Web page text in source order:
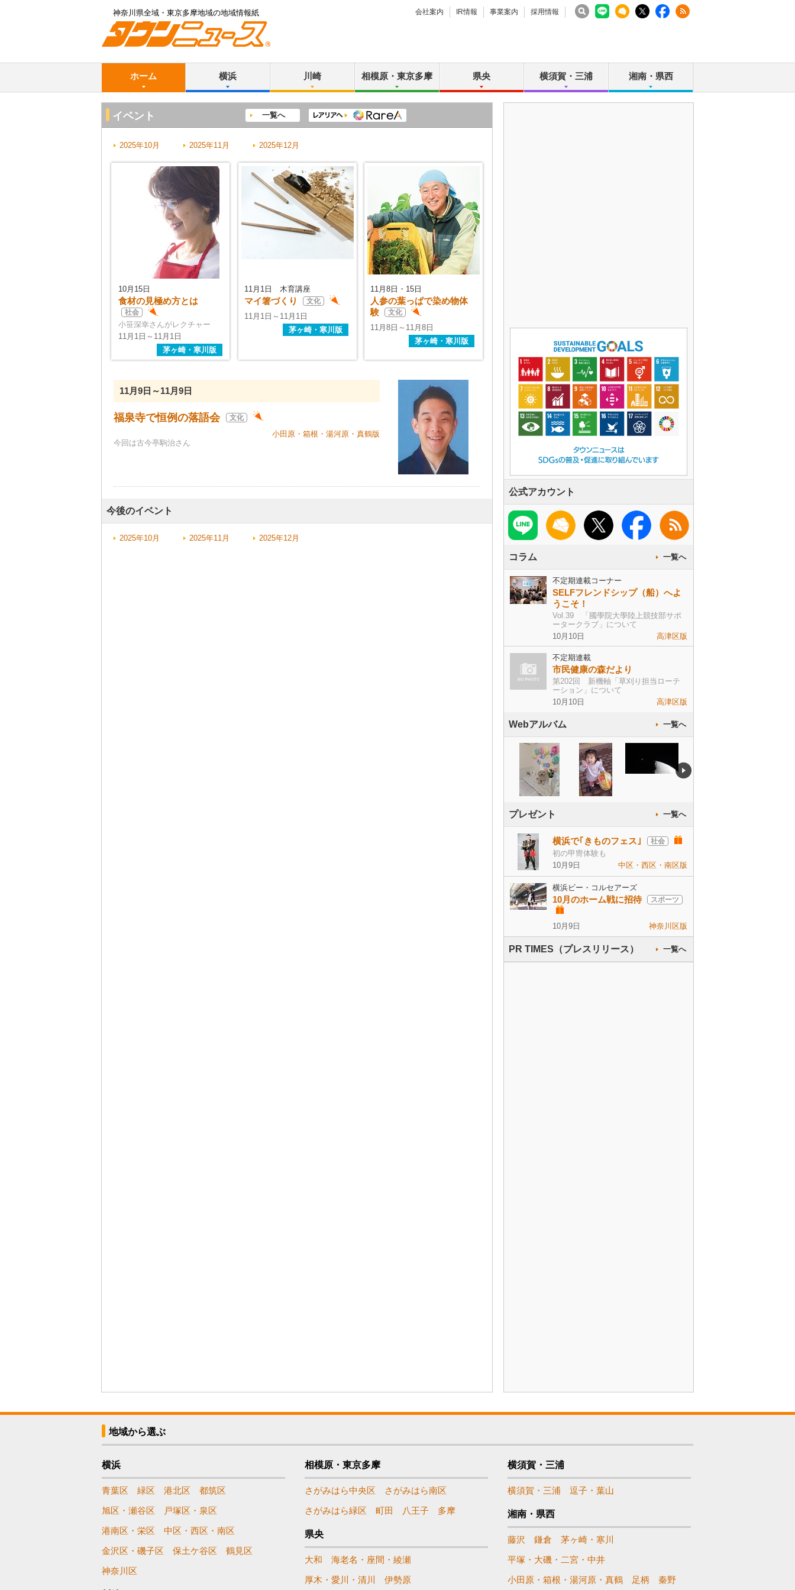
神奈川県全域・東京多摩地域の地域情報紙 会社案内 IR情報 事業案内 採用情報
ホーム 横浜 川崎 相模原・東京多摩 県央 横須賀・三浦 湘南・県西
イベント 一覧へ
2025年10月 2025年11月 2025年12月
10月15日
食材の見極め方とは
社会
小笹深幸さんがレクチャー
11月1日～11月1日
茅ヶ崎・寒川版
11月1日 木育講座
マイ箸づくり 文化
11月1日～11月1日
茅ヶ崎・寒川版
11月8日・15日
人参の葉っぱで染め物体
験
文化
11月8日～11月8日
茅ヶ崎・寒川版
11月9日～11月9日
福泉寺で恒例の落語会 文化
小田原・箱根・湯河原・真鶴版
今回は古今亭駒治さん
今後のイベント
2025年10月 2025年11月 2025年12月
公式アカウント
コラム 一覧へ
不定期連載コーナー
SELFフレンドシップ（船）へよ
うこそ！
Vol.39 「國學院大學陸上競技部サポ
ータークラブ」について
10月10日
高津区版
不定期連載
市民健康の森だより
第202回 新機軸「草刈り担当ローテ
ーション」について
10月10日
高津区版
Webアルバム 一覧へ
プレゼント 一覧へ
横浜で｢きものフェス｣ 社会
初の甲冑体験も
10月9日
中区・西区・南区版
横浜ビー・コルセアーズ
10月のホーム戦に招待 スポーツ
10月9日 神奈川区版
PR TIMES（プレスリリース） 一覧へ
地域から選ぶ
横浜
青葉区 緑区 港北区
都筑区
旭区・瀬谷区
戸塚区・泉区
港南区・栄区
中区・西区・南区
金沢区・磯子区
保土ケ谷区
鶴見区
神奈川区
相模原・東京多摩
さがみはら中央区
さがみはら南区
さがみはら緑区
町田 八王子 多摩
県央
大和
海老名・座間・綾瀬
厚木・愛川・清川
伊勢原
横須賀・三浦
横須賀・三浦 逗子・葉山
湘南・県西
藤沢 鎌倉
茅ヶ崎・寒川
平塚・大磯・二宮・中井
小田原・箱根・湯河原・真鶴
足柄 秦野